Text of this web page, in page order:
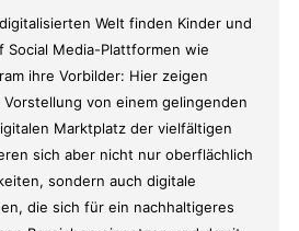
Welt finden Kinder und
Social Media-Plattformen wie
ihre Vorbilder: Hier zeigen
von einem gelingenden
Marktplatz der vielfältigen
sich aber nicht nur oberflächlich
sondern auch digitale
die sich für ein nachhaltigeres